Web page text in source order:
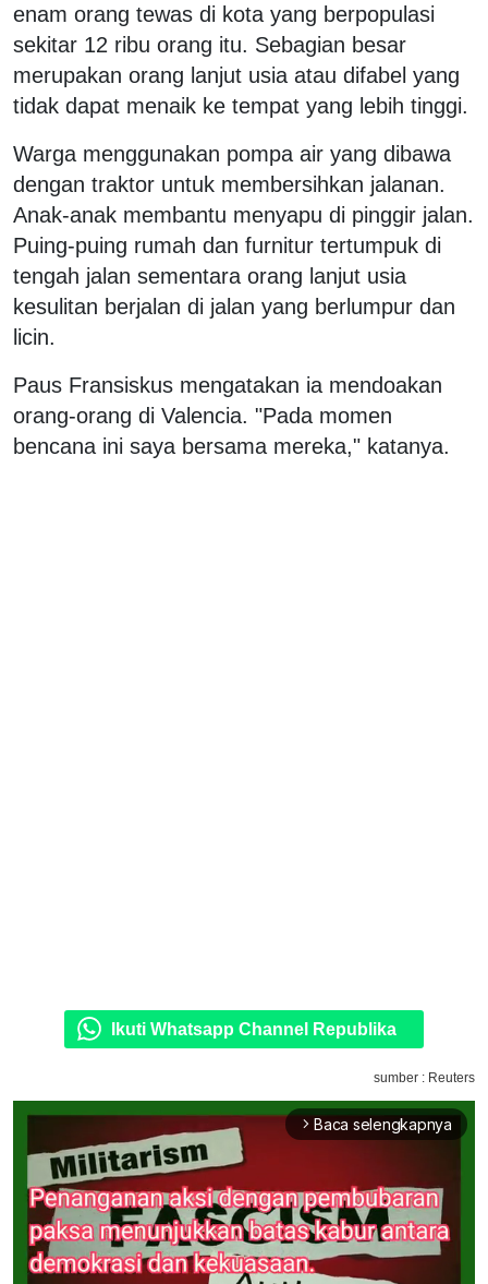
enam orang tewas di kota yang berpopulasi
sekitar 12 ribu orang itu. Sebagian besar
merupakan orang lanjut usia atau difabel yang
tidak dapat menaik ke tempat yang lebih tinggi.
Warga menggunakan pompa air yang dibawa
dengan traktor untuk membersihkan jalanan.
Anak-anak membantu menyapu di pinggir jalan.
Puing-puing rumah dan furnitur tertumpuk di
tengah jalan sementara orang lanjut usia
kesulitan berjalan di jalan yang berlumpur dan
licin.
Paus Fransiskus mengatakan ia mendoakan
orang-orang di Valencia. "Pada momen
bencana ini saya bersama mereka," katanya.
Ikuti Whatsapp Channel Republika
sumber : Reuters
arrow_forward_ios Baca selengkapnya